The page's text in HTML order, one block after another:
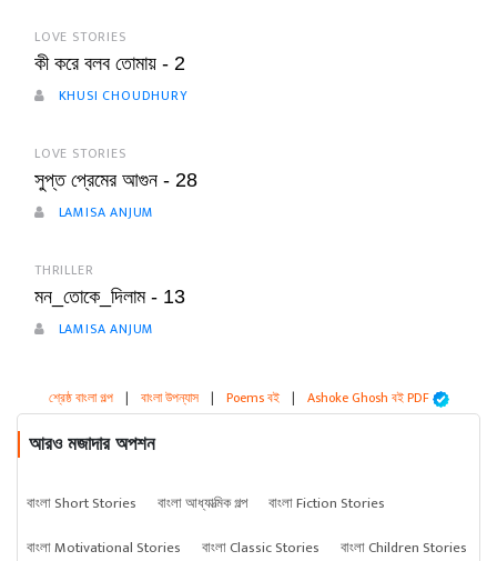
LOVE STORIES
কী করে বলব তোমায় - 2
KHUSI CHOUDHURY
LOVE STORIES
সুপ্ত প্রেমের আগুন - 28
LAMISA ANJUM
THRILLER
মন_তোকে_দিলাম - 13
LAMISA ANJUM
শ্রেষ্ঠ বাংলা গল্প | বাংলা উপন্যাস | Poems বই | Ashoke Ghosh বই PDF
আরও মজাদার অপশন
বাংলা Short Stories বাংলা আধ্যাত্মিক গল্প
বাংলা Fiction Stories
বাংলা Motivational Stories
বাংলা Classic Stories
বাংলা Children Stories